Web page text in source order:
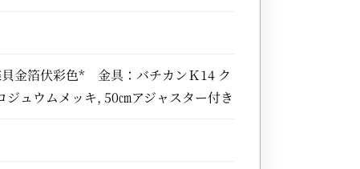
金箔伏彩色* 金具：バチカンＫ14 ク
ジュウムメッキ, 50㎝アジャスター付き